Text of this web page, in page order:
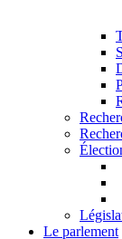
Le parlement